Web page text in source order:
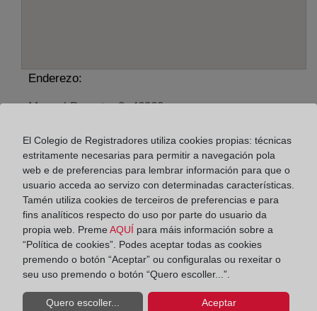
Enderezo:
Manuel Broseta, 2, 46960
Horario:
De lunes a viernes de 09:00 a 17:00 horas
Agosto: De lunes a viernes de 09:00 a 14:00 horas
Los días 24 y 31 de diciembre de 09:00 a 14:00
horas
Datos de contacto:
(96) 150 82 89
aldaya@registrodelapropiedad.org
El Colegio de Registradores utiliza cookies propias: técnicas
estritamente necesarias para permitir a navegación pola
web e de preferencias para lembrar información para que o
usuario acceda ao servizo con determinadas características.
Tamén utiliza cookies de terceiros de preferencias e para
fins analíticos respecto do uso por parte do usuario da
propia web. Preme AQUÍ para máis información sobre a
“Política de cookies”. Podes aceptar todas as cookies
premendo o botón “Aceptar” ou configuralas ou rexeitar o
seu uso premendo o botón “Quero escoller...”.
Quero escoller... Aceptar